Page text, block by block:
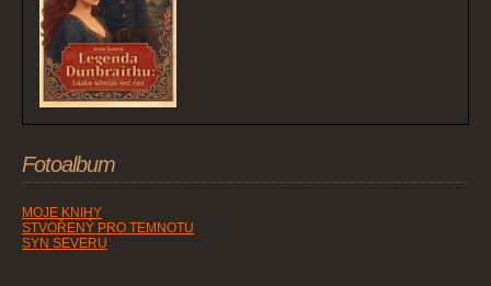
Fotoalbum
MOJE KNIHY
STVOŘENÝ PRO TEMNOTU
SYN SEVERU